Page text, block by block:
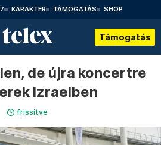
KARAKTER TÁMOGATÁS SHOP
Támogatás
de újra koncertre
Izraelben
frissítve